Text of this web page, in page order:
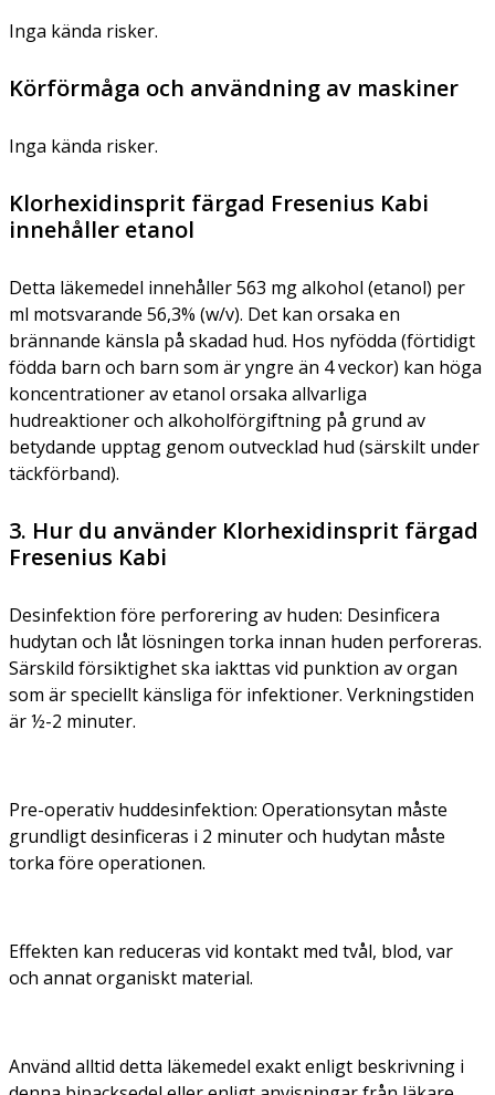
Inga kända risker.
Körförmåga och användning av maskiner
Inga kända risker.
Klorhexidinsprit färgad Fresenius Kabi
innehåller etanol
Detta läkemedel innehåller 563 mg alkohol (etanol) per
ml motsvarande 56,3% (w/v). Det kan orsaka en
brännande känsla på skadad hud. Hos nyfödda (förtidigt
födda barn och barn som är yngre än 4 veckor) kan höga
koncentrationer av etanol orsaka allvarliga
hudreaktioner och alkoholförgiftning på grund av
betydande upptag genom outvecklad hud (särskilt under
täckförband).
3. Hur du använder Klorhexidinsprit färgad
Fresenius Kabi
Desinfektion före perforering av huden: Desinficera
hudytan och låt lösningen torka innan huden perforeras.
Särskild försiktighet ska iakttas vid punktion av organ
som är speciellt känsliga för infektioner. Verkningstiden
är ½-2 minuter.
Pre-operativ huddesinfektion: Operationsytan måste
grundligt desinficeras i 2 minuter och hudytan måste
torka före operationen.
Effekten kan reduceras vid kontakt med tvål, blod, var
och annat organiskt material.
Använd alltid detta läkemedel exakt enligt beskrivning i